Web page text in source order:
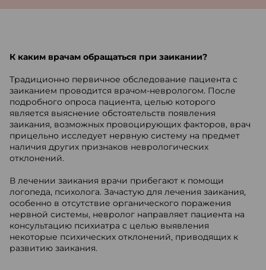
К каким врачам обращаться при заикании?
Традиционно первичное обследование пациента с
заиканием проводится врачом-неврологом. После
подробного опроса пациента, целью которого
является выяснение обстоятельств появления
заикания, возможных провоцирующих факторов, врач
прицельно исследует нервную систему на предмет
наличия других признаков неврологических
отклонений.
В лечении заикания врачи прибегают к помощи
логопеда, психолога. Зачастую для лечения заикания,
особенно в отсутствие органического поражения
нервной системы, невролог направляет пациента на
консультацию психиатра с целью выявления
некоторые психических отклонений, приводящих к
развитию заикания.